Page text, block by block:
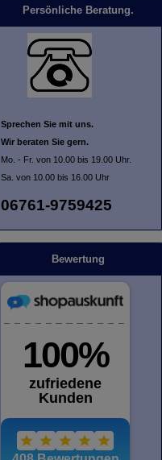
Persönliche Beratung.
Sprechen Sie mit uns.
Wir beraten Sie gern.
Mo. - Fr. von 10.00 bis 19.00 Uhr.
Sa. von 10.00 bis 16.00 Uhr
06761-9759425
Bewertung